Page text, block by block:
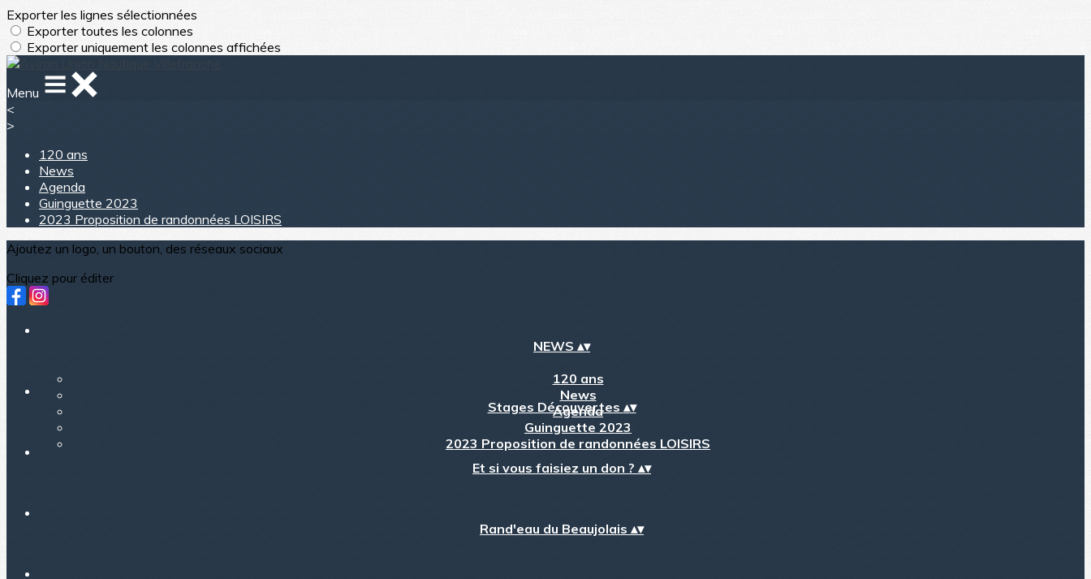
Exporter les lignes sélectionnées
Exporter toutes les colonnes
Exporter uniquement les colonnes affichées
Menu
<
>
120 ans
News
Agenda
Guinguette 2023
2023 Proposition de randonnées LOISIRS
Ajoutez un logo, un bouton, des réseaux sociaux
Cliquez pour éditer
NEWS ▴▾
120 ans
News
Agenda
Guinguette 2023
2023 Proposition de randonnées LOISIRS
Stages Découvertes ▴▾
Et si vous faisiez un don ? ▴▾
Rand'eau du Beaujolais ▴▾